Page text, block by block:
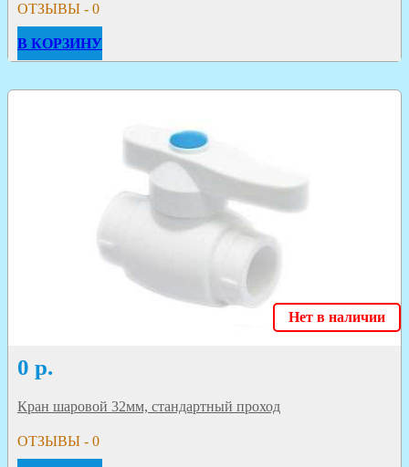
ОТЗЫВЫ - 0
В КОРЗИНУ
Нет в наличии
0 р.
Кран шаровой 32мм, стандартный проход
ОТЗЫВЫ - 0